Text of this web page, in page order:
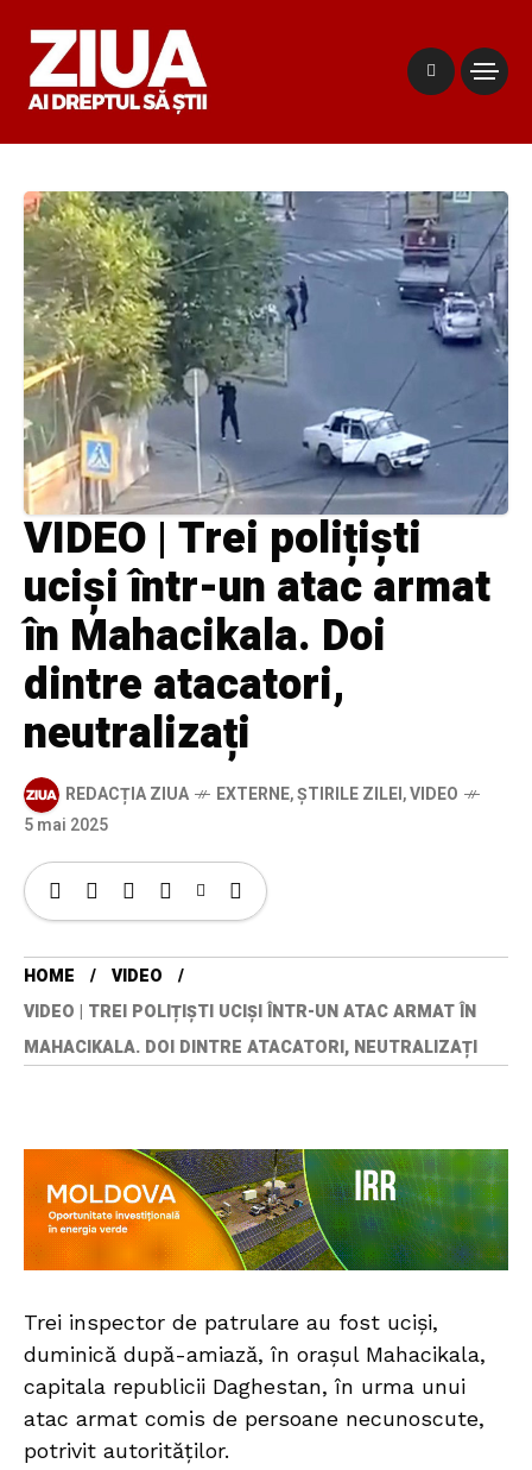
VIDEO | Trei polițiști
uciși într-un atac armat
în Mahacikala. Doi
dintre atacatori,
neutralizați
REDACȚIA ZIUA EXTERNE,ȘTIRILE ZILEI,VIDEO
5 mai 2025
HOME
VIDEO
VIDEO | TREI POLIȚIȘTI UCIȘI ÎNTR-UN ATAC ARMAT ÎN
MAHACIKALA. DOI DINTRE ATACATORI, NEUTRALIZAȚI
Trei inspector de patrulare au fost uciși,
duminică după-amiază, în orașul Mahacikala,
capitala republicii Daghestan, în urma unui
atac armat comis de persoane necunoscute,
potrivit autorităților.